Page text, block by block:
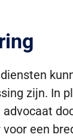
zijn. In
een